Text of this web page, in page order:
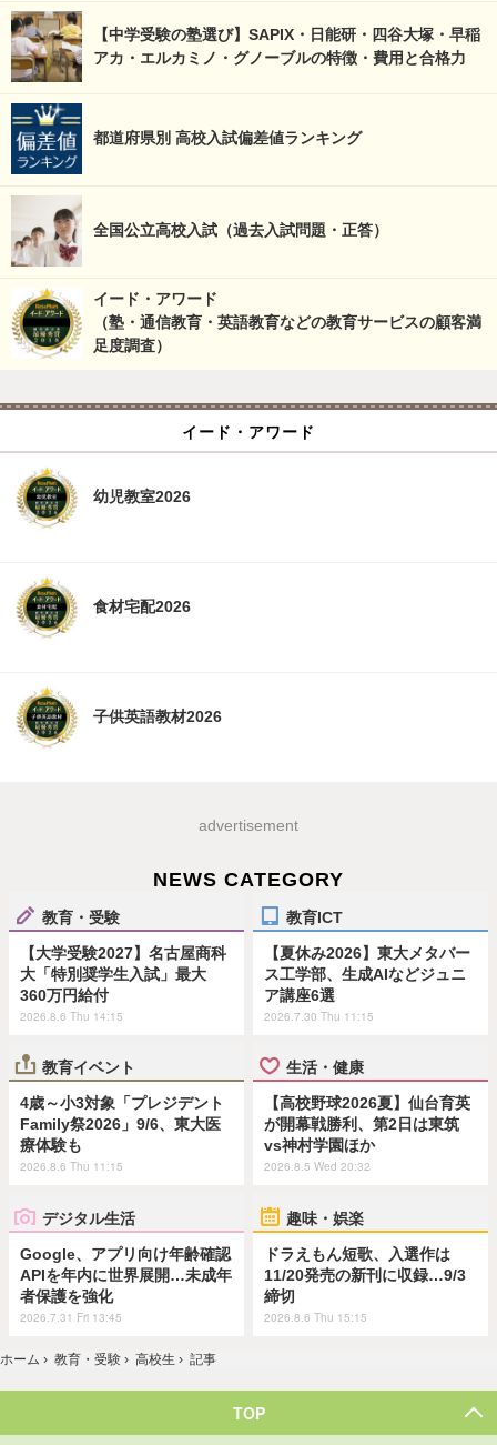
【中学受験の塾選び】SAPIX・日能研・四谷大塚・早稲
アカ・エルカミノ・グノーブルの特徴・費用と合格力
都道府県別 高校入試偏差値ランキング
全国公立高校入試（過去入試問題・正答）
イード・アワード
（塾・通信教育・英語教育などの教育サービスの顧客満
足度調査）
イード・アワード
幼児教室2026
食材宅配2026
子供英語教材2026
advertisement
NEWS CATEGORY
教育・受験
【大学受験2027】名古屋商科
大「特別奨学生入試」最大
360万円給付
2026.8.6 Thu 14:15
教育ICT
【夏休み2026】東大メタバー
ス工学部、生成AIなどジュニ
ア講座6選
2026.7.30 Thu 11:15
教育イベント
4歳～小3対象「プレジデント
Family祭2026」9/6、東大医
療体験も
2026.8.6 Thu 11:15
生活・健康
【高校野球2026夏】仙台育英
が開幕戦勝利、第2日は東筑
vs神村学園ほか
2026.8.5 Wed 20:32
デジタル生活
Google、アプリ向け年齢確認
APIを年内に世界展開…未成年
者保護を強化
2026.7.31 Fri 13:45
趣味・娯楽
ドラえもん短歌、入選作は
11/20発売の新刊に収録…9/3
締切
2026.8.6 Thu 15:15
ホーム › 教育・受験 › 高校生 › 記事
TOP